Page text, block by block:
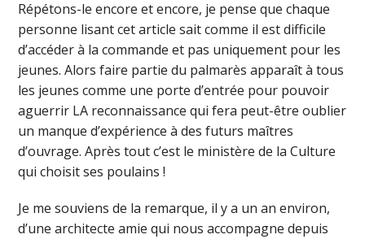
Répétons-le encore et encore, je pense que chaque
personne lisant cet article sait comme il est difficile
d’accéder à la commande et pas uniquement pour les
jeunes. Alors faire partie du palmarès apparaît à tous
les jeunes comme une porte d’entrée pour pouvoir
aguerrir LA reconnaissance qui fera peut-être oublier
un manque d’expérience à des futurs maîtres
d’ouvrage. Après tout c’est le ministère de la Culture
qui choisit ses poulains !
Je me souviens de la remarque, il y a un an environ,
d’une architecte amie qui nous accompagne depuis